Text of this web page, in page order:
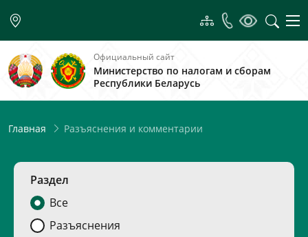
Официальный сайт
Министерство по налогам и сборам
Республики Беларусь
Главная Разъяснения и комментарии
Раздел
Все
Разъяснения